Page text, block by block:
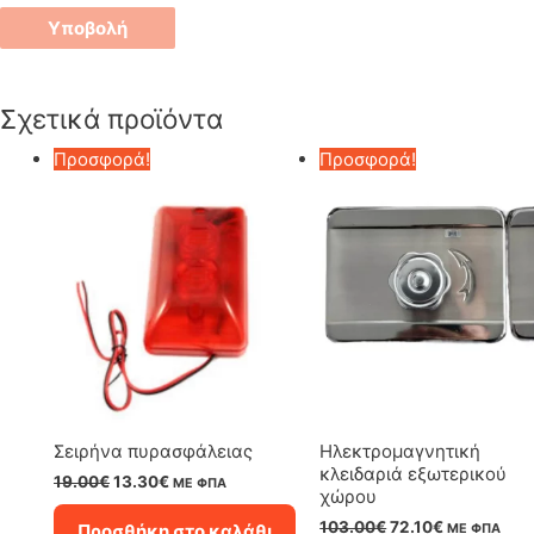
Σχετικά προϊόντα
Προσφορά!
Σειρήνα πυρασφάλειας
19.00€Original
price
was:
13.30€Η
τρέχουσα
ΜΕ ΦΠΑ
Προσφορά!
Ηλεκτρομαγνητική
κλειδαριά εξωτερικού
χώρου
103.00€Original
72.10€ΗΜΕ ΦΠΑ